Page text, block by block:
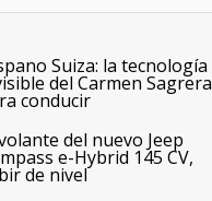
Suiza: la tecnología
del Carmen Sagrera
conducir
del nuevo Jeep
e-Hybrid 145 CV,
de nivel